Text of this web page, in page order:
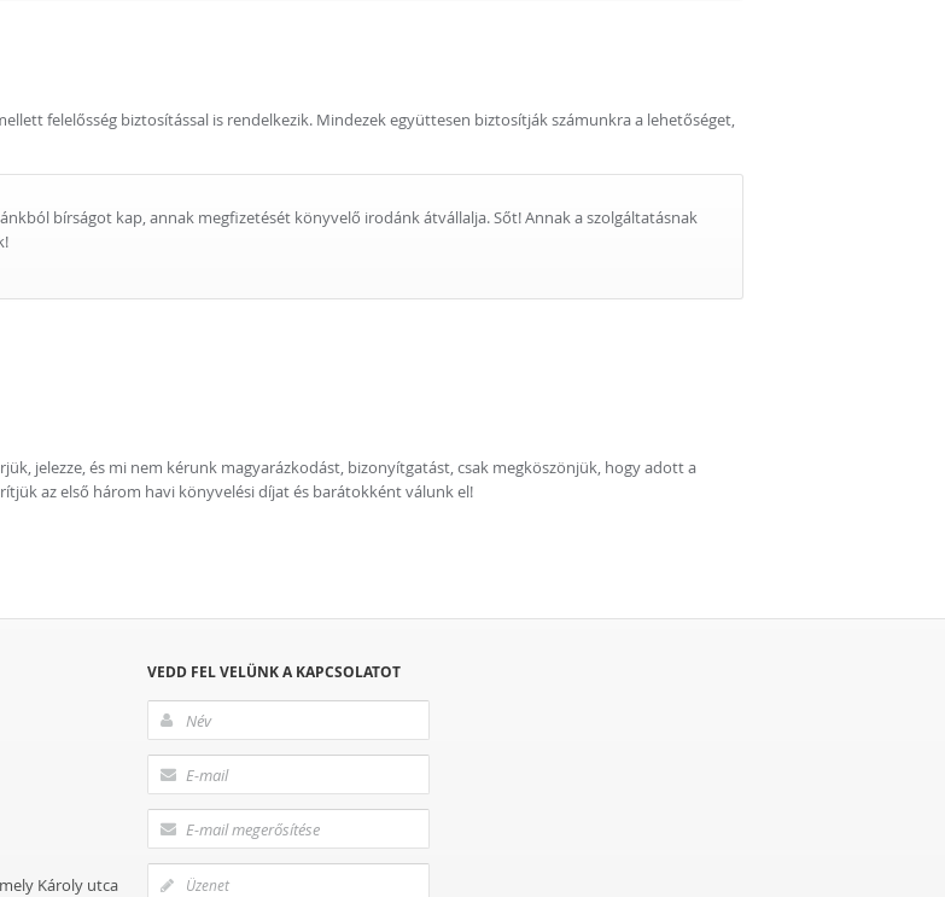
felelősség biztosítással is rendelkezik. Mindezek együttesen biztosítják számunkra a lehetőséget,
bírságot kap, annak megfizetését könyvelő irodánk átvállalja. Sőt! Annak a szolgáltatásnak
jelezze, és mi nem kérunk magyarázkodást, bizonyítgatást, csak megköszönjük, hogy adott a
az első három havi könyvelési díjat és barátokként válunk el!
Károly utca
VEDD FEL VELÜNK A KAPCSOLATOT